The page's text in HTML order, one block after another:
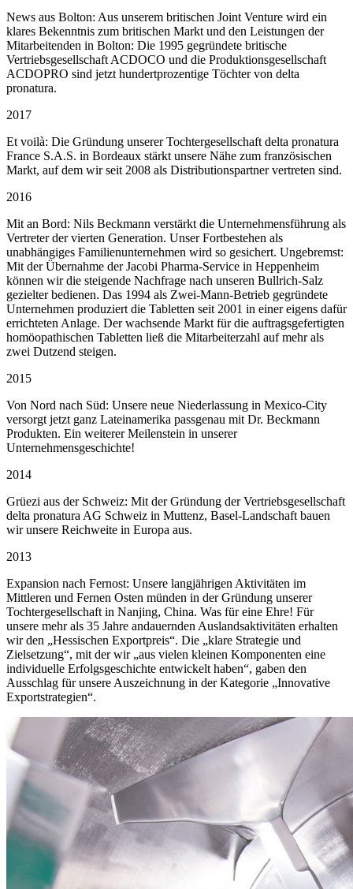
News aus Bolton: Aus unserem britischen Joint Venture wird ein
klares Bekenntnis zum britischen Markt und den Leistungen der
Mitarbeitenden in Bolton: Die 1995 gegründete britische
Vertriebsgesellschaft ACDOCO und die Produktionsgesellschaft
ACDOPRO sind jetzt hundertprozentige Töchter von delta
pronatura.
2017
Et voilà: Die Gründung unserer Tochtergesellschaft delta pronatura
France S.A.S. in Bordeaux stärkt unsere Nähe zum französischen
Markt, auf dem wir seit 2008 als Distributionspartner vertreten sind.
2016
Mit an Bord: Nils Beckmann verstärkt die Unternehmensführung als
Vertreter der vierten Generation. Unser Fortbestehen als
unabhängiges Familienunternehmen wird so gesichert. Ungebremst:
Mit der Übernahme der Jacobi Pharma-Service in Heppenheim
können wir die steigende Nachfrage nach unseren Bullrich-Salz
gezielter bedienen. Das 1994 als Zwei-Mann-Betrieb gegründete
Unternehmen produziert die Tabletten seit 2001 in einer eigens dafür
errichteten Anlage. Der wachsende Markt für die auftragsgefertigten
homöopathischen Tabletten ließ die Mitarbeiterzahl auf mehr als
zwei Dutzend steigen.
2015
Von Nord nach Süd: Unsere neue Niederlassung in Mexico-City
versorgt jetzt ganz Lateinamerika passgenau mit Dr. Beckmann
Produkten. Ein weiterer Meilenstein in unserer
Unternehmensgeschichte!
2014
Grüezi aus der Schweiz: Mit der Gründung der Vertriebsgesellschaft
delta pronatura AG Schweiz in Muttenz, Basel-Landschaft bauen
wir unsere Reichweite in Europa aus.
2013
Expansion nach Fernost: Unsere langjährigen Aktivitäten im
Mittleren und Fernen Osten münden in der Gründung unserer
Tochtergesellschaft in Nanjing, China. Was für eine Ehre! Für
unsere mehr als 35 Jahre andauernden Auslandsaktivitäten erhalten
wir den „Hessischen Exportpreis“. Die „klare Strategie und
Zielsetzung“, mit der wir „aus vielen kleinen Komponenten eine
individuelle Erfolgsgeschichte entwickelt haben“, gaben den
Ausschlag für unsere Auszeichnung in der Kategorie „Innovative
Exportstrategien“.